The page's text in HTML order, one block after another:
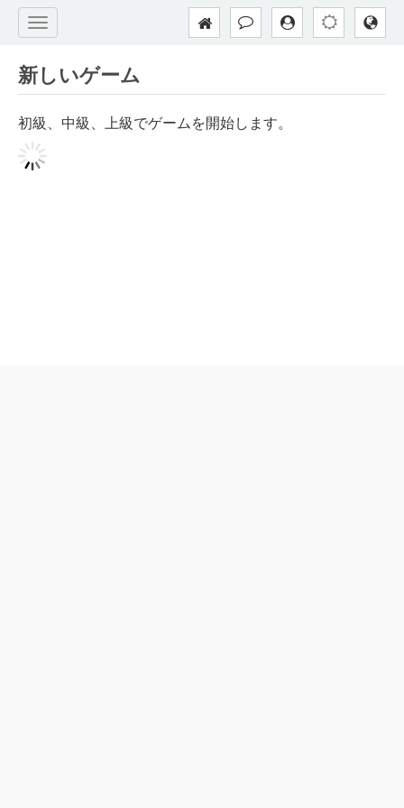
新しいゲーム
初級、中級、上級でゲームを開始します。